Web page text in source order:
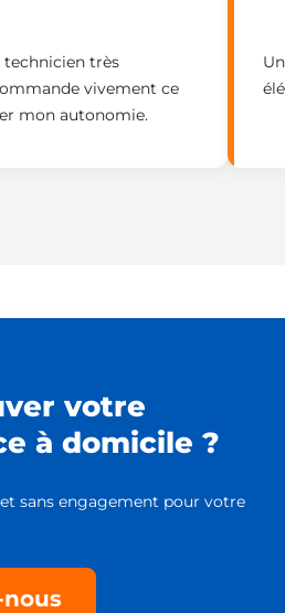
très
vivement ce
mon autonomie.
votre
à domicile ?
sans engagement pour votre